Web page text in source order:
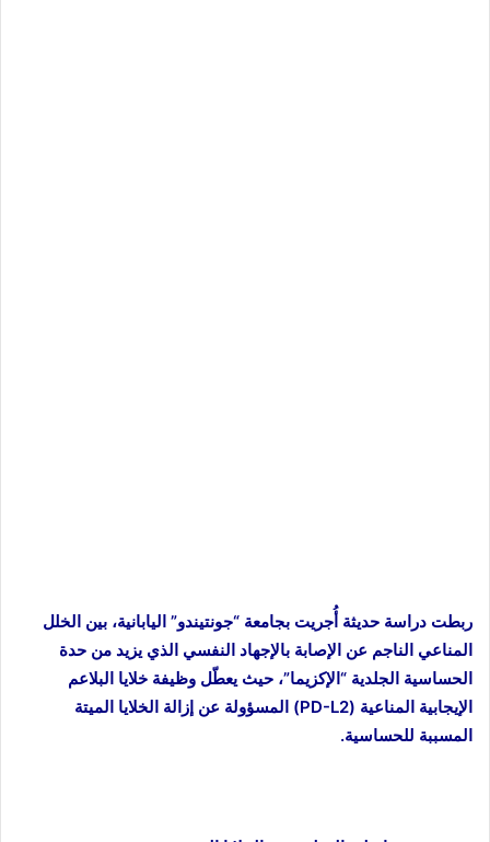
ربطت دراسة حديثة أُجريت بجامعة “جونتيندو” اليابانية، بين الخلل
المناعي الناجم عن الإصابة بالإجهاد النفسي الذي يزيد من حدة
الحساسية الجلدية “الإكزيما”، حيث يعطّل وظيفة خلايا البلاعم
الإيجابية المناعية (PD-L2) المسؤولة عن إزالة الخلايا الميتة
المسببة للحساسية.